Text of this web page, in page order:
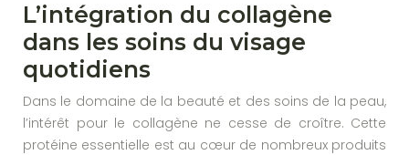
L’intégration du collagène
dans les soins du visage
quotidiens
Dans le domaine de la beauté et des soins de la peau,
l’intérêt pour le collagène ne cesse de croître. Cette
protéine essentielle est au cœur de nombreux produits